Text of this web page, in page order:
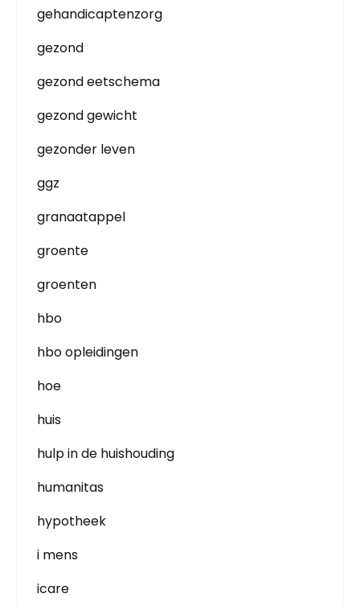
gehandicaptenzorg
gezond
gezond eetschema
gezond gewicht
gezonder leven
ggz
granaatappel
groente
groenten
hbo
hbo opleidingen
hoe
huis
hulp in de huishouding
humanitas
hypotheek
i mens
icare